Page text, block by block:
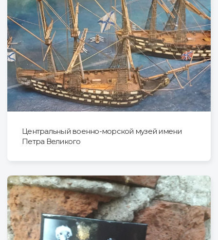
Центральный военно-морской музей имени
Петра Великого